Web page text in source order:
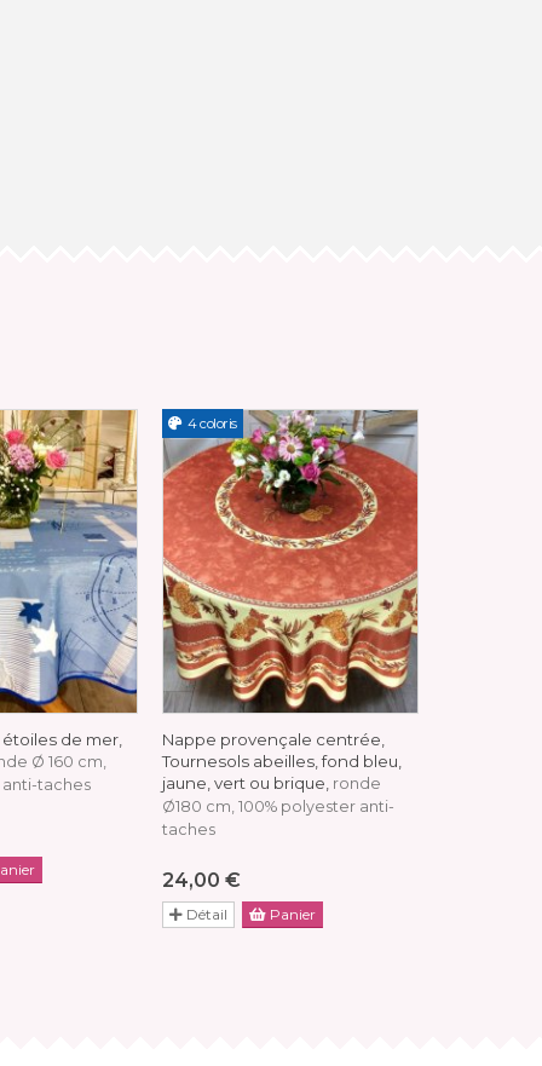
de mer,
Ø 160 cm,
anti-taches
4 coloris
Nappe provençale centrée,
Tournesols abeilles, fond bleu,
jaune, vert ou brique, ronde
Ø180 cm, 100% polyester anti-
taches
24,00 €
Détail Panier